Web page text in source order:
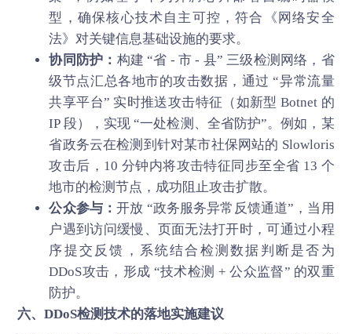
型，确保核心技术自主可控，符合《网络安全
法》对关键信息基础设施的要求。
协同防护： 构建 “省 - 市 - 县” 三级检测网络，省
级节点汇总各地市的攻击数据，通过 “异常流量
共享平台” 实时推送攻击特征（如新型 Botnet 的
IP 段），实现 “一处检测、全省防护”。例如，某
省政务云在检测到针对某市社保网站的 Slowloris
攻击后，10 分钟内将攻击特征同步至全省 13 个
地市的检测节点，成功阻止攻击扩散。
公众参与：开放 “政务服务异常反馈通道”，当用
户遇到访问缓慢、页面无法打开时，可通过小程
序提交反馈，系统结合检测数据判断是否为
DDoS攻击，形成 “技术检测 + 公众监督” 的双重
防护。
六、DDoS检测技术的落地实施建议